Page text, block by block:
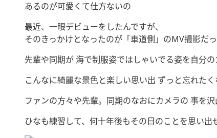
あるのが可愛くて仕方ないの
最近、一眼デビューをしたんですが、
そのきっかけとなったのが「車道側」のMV撮影だっ
先輩や同期が 海で制服姿ではしゃいでる姿を自分
こんなに綺麗な景色と楽しい思い出 ずっと忘れた
ファンの方々や先輩。同期のなおにカメラの 事を沢
ひなも練習して、何十年後もその日のことを思い出